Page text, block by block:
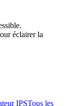
éclairer la
IPSTous les